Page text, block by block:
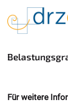
Für weitere